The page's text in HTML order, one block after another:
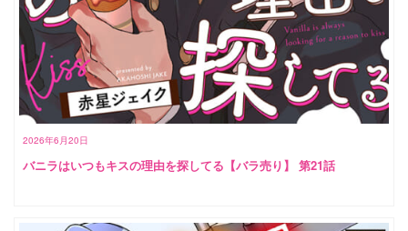
2026年6月20日
バニラはいつもキスの理由を探してる【バラ売り】 第21話